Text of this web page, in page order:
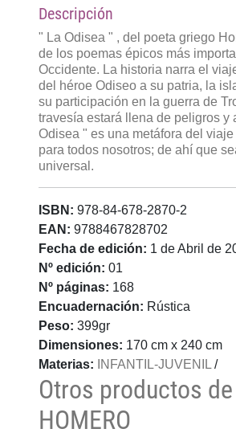
Descripción
" La Odisea " , del poeta griego
de los poemas épicos más
Occidente. La historia narra el
del héroe Odiseo a su patria, la
su participación en la guerra de
travesía estará llena de peligros y
Odisea " es una metáfora del
para todos nosotros; de ahí que
universal.
ISBN: 978-84-678-2870-2
EAN: 9788467828702
Fecha de edición: 1 de Abril de
Nº edición: 01
Nº páginas: 168
Encuadernación: Rústica
Peso: 399gr
Dimensiones: 170 cm x 240 cm
Materias:
INFANTIL-JUVENIL /
Otros productos de
HOMERO